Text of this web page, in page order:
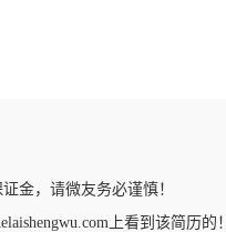
金，请微友务必谨慎！
上看到该简历的！